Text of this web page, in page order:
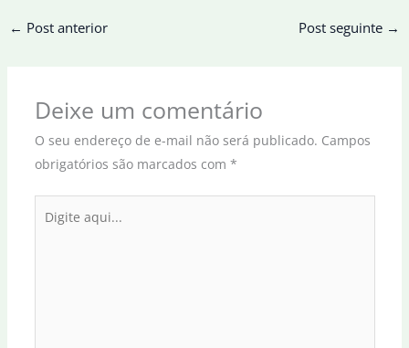
← Post anterior Post seguinte →
Deixe um comentário
O seu endereço de e-mail não será publicado. Campos
obrigatórios são marcados com *
aqui...